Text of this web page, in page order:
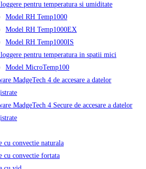
pentru temperatura si umiditate
Model RH Temp1000
Model RH Temp1000EX
Model RH Temp1000IS
pentru temperatura in spatii mici
Model MicroTemp100
MadgeTech 4 de accesare a datelor
MadgeTech 4 Secure de accesare a datelor
cu convectie naturala
cu convectie fortata